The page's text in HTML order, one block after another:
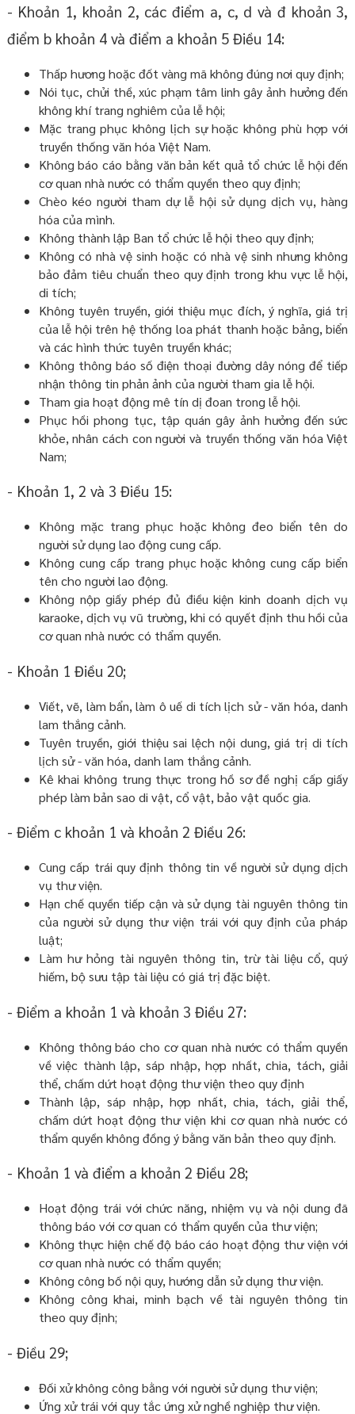
- Khoản 1, khoản 2, các điểm a, c, d và đ khoản 3,
điểm b khoản 4 và điểm a khoản 5 Điều 14:
Thấp hương hoặc đốt vàng mã không đúng nơi quy định;
Nói tục, chửi thề, xúc phạm tâm linh gây ảnh hưởng đến
không khí trang nghiêm của lễ hội;
Mặc trang phục không lịch sự hoặc không phù hợp với
truyền thống văn hóa Việt Nam.
Không báo cáo bằng văn bản kết quả tổ chức lễ hội đến
cơ quan nhà nước có thẩm quyền theo quy định;
Chèo kéo người tham dự lễ hội sử dụng dịch vụ, hàng
hóa của mình.
Không thành lập Ban tổ chức lễ hội theo quy định;
Không có nhà vệ sinh hoặc có nhà vệ sinh nhưng không
bảo đảm tiêu chuẩn theo quy định trong khu vực lễ hội,
di tích;
Không tuyên truyền, giới thiệu mục đích, ý nghĩa, giá trị
của lễ hội trên hệ thống loa phát thanh hoặc bảng, biển
và các hình thức tuyên truyền khác;
Không thông báo số điện thoại đường dây nóng để tiếp
nhận thông tin phản ảnh của người tham gia lễ hội.
Tham gia hoạt động mê tín dị đoan trong lễ hội.
Phục hồi phong tục, tập quán gây ảnh hưởng đến sức
khỏe, nhân cách con người và truyền thống văn hóa Việt
Nam;
- Khoản 1, 2 và 3 Điều 15:
Không mặc trang phục hoặc không đeo biển tên do
người sử dụng lao động cung cấp.
Không cung cấp trang phục hoặc không cung cấp biển
tên cho người lao động.
Không nộp giấy phép đủ điều kiện kinh doanh dịch vụ
karaoke, dịch vụ vũ trường, khi có quyết định thu hồi của
cơ quan nhà nước có thẩm quyền.
- Khoản 1 Điều 20;
Viết, vẽ, làm bẩn, làm ô uế di tích lịch sử - văn hóa, danh
lam thắng cảnh.
Tuyên truyền, giới thiệu sai lệch nội dung, giá trị di tích
lịch sử - văn hóa, danh lam thắng cảnh.
Kê khai không trung thực trong hồ sơ đề nghị cấp giấy
phép làm bản sao di vật, cổ vật, bảo vật quốc gia.
- Điểm c khoản 1 và khoản 2 Điều 26:
Cung cấp trái quy định thông tin về người sử dụng dịch
vụ thư viện.
Hạn chế quyền tiếp cận và sử dụng tài nguyên thông tin
của người sử dụng thư viện trái với quy định của pháp
luật;
Làm hư hỏng tài nguyên thông tin, trừ tài liệu cổ, quý
hiếm, bộ sưu tập tài liệu có giá trị đặc biệt.
- Điểm a khoản 1 và khoản 3 Điều 27:
Không thông báo cho cơ quan nhà nước có thẩm quyền
về việc thành lập, sáp nhập, hợp nhất, chia, tách, giải
thể, chấm dứt hoạt động thư viện theo quy định
Thành lập, sáp nhập, hợp nhất, chia, tách, giải thể,
chấm dứt hoạt động thư viện khi cơ quan nhà nước có
thẩm quyền không đồng ý bằng văn bản theo quy định.
- Khoản 1 và điểm a khoản 2 Điều 28;
Hoạt động trái với chức năng, nhiệm vụ và nội dung đã
thông báo với cơ quan có thẩm quyền của thư viện;
Không thực hiện chế độ báo cáo hoạt động thư viện với
cơ quan nhà nước có thẩm quyền;
Không công bố nội quy, hướng dẫn sử dụng thư viện.
Không công khai, minh bạch về tài nguyên thông tin
theo quy định;
- Điều 29;
Đối xử không công bằng với người sử dụng thư viện;
Ứng xử trái với quy tắc ứng xử nghề nghiệp thư viện.